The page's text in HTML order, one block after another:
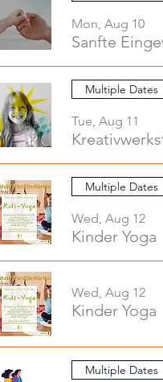
Mon, Aug 10
Sanfte
Multiple Dates
Tue, Aug 11
Multiple Dates
Wed, Aug 12
Kinder Yoga
Wed, Aug 12
Kinder Yoga
Multiple Dates